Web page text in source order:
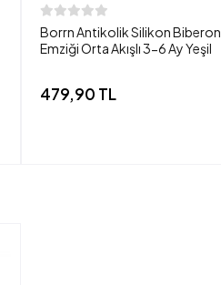
Borrn Antikolik Silikon Biberon
Emziği Orta Akışlı 3-6 Ay Yeşil
479,90 TL